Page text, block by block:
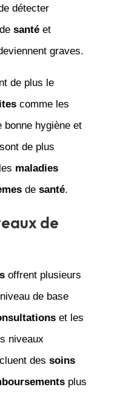
détecter
santéet
graves.
de plus le
comme les
bonne hygiène et
de plus
maladies
de santé.
de
offrent plusieurs
de base
et les
niveaux
des soins
plus